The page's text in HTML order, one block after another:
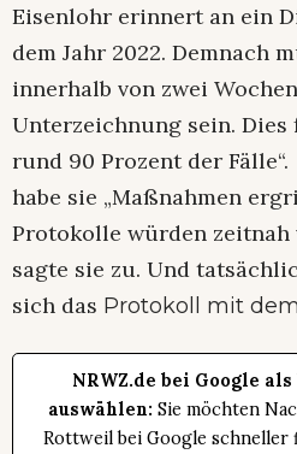
Eisenlohr erinnert an ein
dem Jahr 2022. Demnach
innerhalb von zwei
Unterzeichnung sein.
rund 90 Prozent der
habe sie „Maßnahmen
Protokolle würden
sagte sie zu. Und
sich das Protokoll mit
NRWZ.de bei Google
auswählen: Sie möchten
Rottweil bei Google schneller